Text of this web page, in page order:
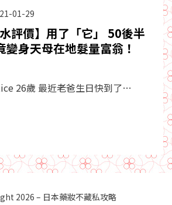
01-29
評價】用了「它」 50後半
變身天母在地髮量富翁！
26歲 最近老爸生日快到了…
2026 – 日本藥妝不藏私攻略